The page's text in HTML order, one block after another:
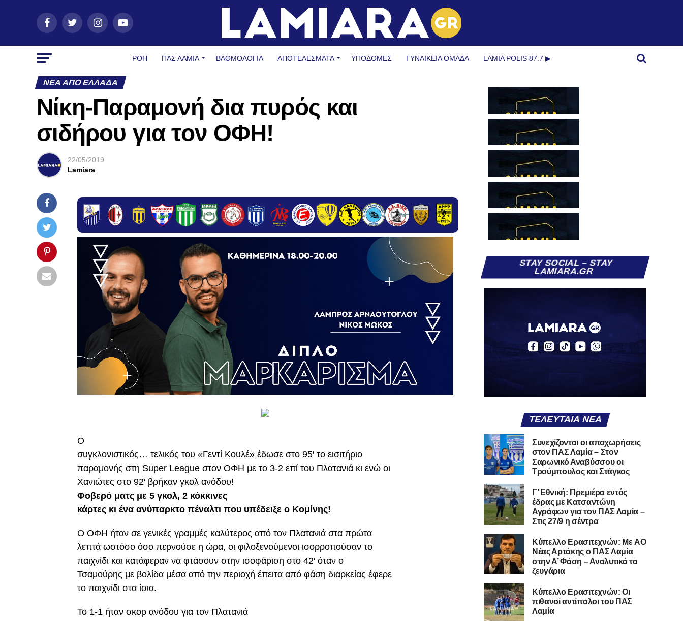
ΡΟΗ ΠΑΣ ΛΑΜΊΑ ΒΑΘΜΟΛΟΓΙΑ ΑΠΟΤΕΛΕΣΜΑΤΑ ΥΠΟΔΟΜΈΣ ΓΥΝΑΙΚΕΊΑ ΟΜΆΔΑ LAMIA POLIS 87.7 ▶︎
ΝΈΑ ΑΠΌ ΕΛΛΆΔΑ
Νίκη-Παραμονή δια πυρός και
σιδήρου για τον ΟΦΗ!
22/05/2019
Lamiara
Ο
συγκλονιστικός… τελικός του «Γεντί Κουλέ» έδωσε στο 95′ το εισιτήριο
παραμονής στη Super League στον ΟΦΗ με το 3-2 επί του Πλατανιά κι ενώ οι
Χανιώτες στο 92′ βρήκαν γκολ ανόδου!
Φοβερό ματς με 5 γκολ, 2 κόκκινες
κάρτες κι ένα ανύπαρκτο πέναλτι που υπέδειξε ο Κομίνης!
Ο ΟΦΗ ήταν σε γενικές γραμμές καλύτερος από τον Πλατανιά στα πρώτα
λεπτά ωστόσο όσο περνούσε η ώρα, οι φιλοξενούμενοι ισορροπούσαν το
παιχνίδι και κατάφεραν να φτάσουν στην ισοφάριση στο 42′ όταν ο
Τσαμούρης με βολίδα μέσα από την περιοχή έπειτα από φάση διαρκείας έφερε
το παιχνίδι στα ίσια.
Το 1-1 ήταν σκορ ανόδου για τον Πλατανιά
STAY SOCIAL – STAY
LAMIARA.GR
ΤΕΛΕΥΤΑΊΑ ΝΈΑ
Συνεχίζονται οι αποχωρήσεις
στον ΠΑΣ Λαμία – Στον
Σαρωνικό Αναβύσσου οι
Τρούμπουλος και Στάγκος
Γ’ Εθνική: Πρεμιέρα εντός
έδρας με Κατσαντώνη
Αγράφων για τον ΠΑΣ Λαμία –
Στις 27/9 η σέντρα
Kύπελλο Ερασιτεχνών: Με AO
Nέας Αρτάκης ο ΠΑΣ Λαμία
στην Α’ Φάση – Αναλυτικά τα
ζευγάρια
Κύπελλο Ερασιτεχνών: Οι
πιθανοί αντίπαλοι του ΠΑΣ
Λαμία